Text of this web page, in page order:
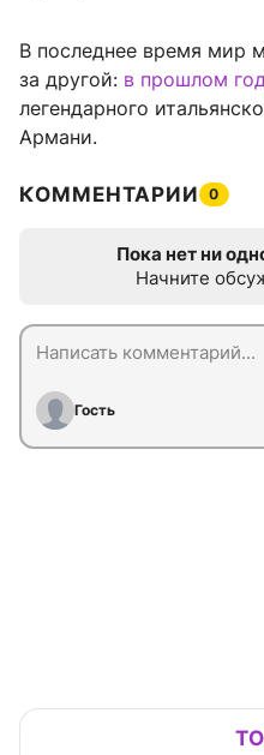
В последнее время мир
за другой: в прошлом
легендарного
Армани.
КОММЕНТАРИИ 0
Пока нет ни
Начните
Гость